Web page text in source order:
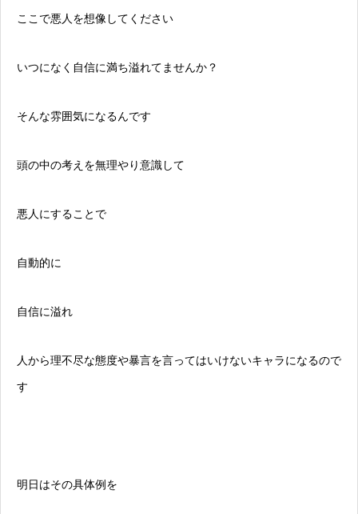
ここで悪人を想像してください
いつになく自信に満ち溢れてませんか？
そんな雰囲気になるんです
頭の中の考えを無理やり意識して
悪人にすることで
自動的に
自信に溢れ
人から理不尽な態度や暴言を言ってはいけないキャラになるので
す
明日はその具体例を